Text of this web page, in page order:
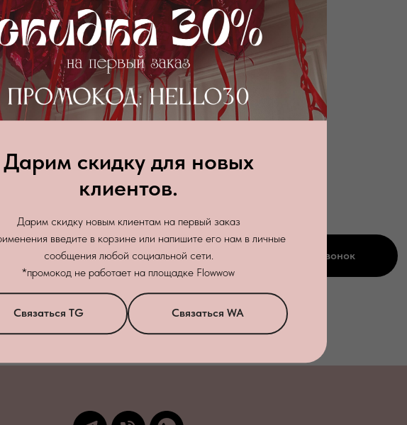
Дарим скидку для новых
клиентов.
Дарим скидку новым клиентам на первый заказ
введите в корзине или напишите его нам в личные
сообщения любой социальной сети.
*промокод не работает на площадке Flowwow
Связаться TG Связаться WA
персональных данныхв соответствии сполитикой конфиденциальности
Заказать звонок